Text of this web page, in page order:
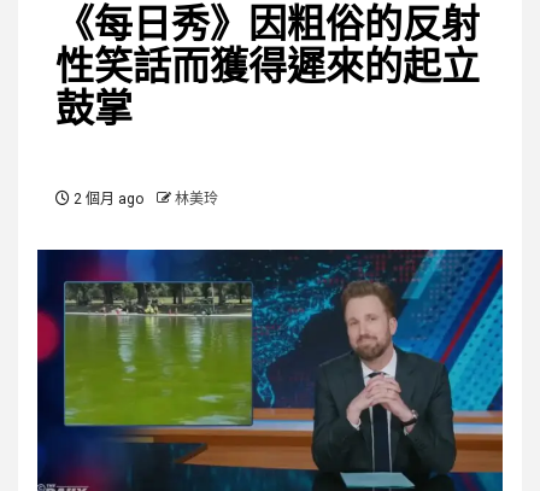
《每日秀》因粗俗的反射
性笑話而獲得遲來的起立
鼓掌
2 個月 ago 林美玲